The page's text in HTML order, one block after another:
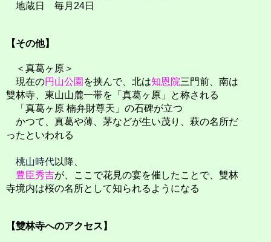
地蔵日 毎月24日
【その他】
＜真葛ヶ原＞
現在の円山公園 を挟んで、北は知恩院三門前、南は
雙林寺、東山山麓一帯を「真葛ヶ原」と称される
「真葛ヶ原 楠弁財尊天」の石碑が立つ
かつて、真葛や薄、茅などが生い茂り、萩の名所だ
ったといわれる
桃山時代以降、
豊臣秀吉が、ここで花見の宴を催したことで、雙林
寺境内は桜の名所として知られるようになる
【雙林寺へのアクセス】